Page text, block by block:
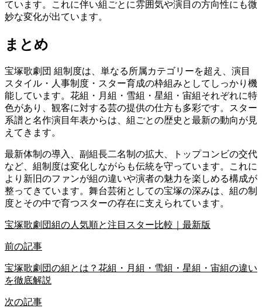
ています。これに伴い組ごとに雰囲気や演目の方向性にも微
妙な変化が出ています。
まとめ
宝塚歌劇団 組制度は、単なる所属カテゴリーを超え、演目
スタイル・人事制度・スター育成の枠組みとしてしっかり機
能しています。花組・月組・雪組・星組・宙組それぞれに特
色があり、観客に対する芸の提供の仕方も多彩です。スター
系譜と名作演目年表からは、組ごとの歴史と最新の動向が見
えてきます。
最新体制の導入、副組長二名制の拡大、トップコンビの交代
など、組制度は変化しながらも伝統を守っています。これに
より新旧のファンが組の違いや演者の魅力を楽しめる構成が
整ってきています。舞台芸術としての宝塚の深みは、組の制
度とその中で育つスターの存在に支えられています。
宝塚歌劇団組の人気順と注目スター比較｜最新版
前の記事
宝塚歌劇団の組とは？花組・月組・雪組・星組・宙組の違い
を徹底解説
次の記事